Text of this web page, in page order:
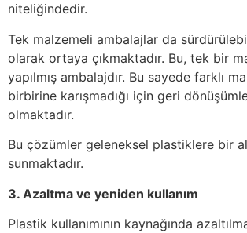
niteliğindedir.
Tek malzemeli ambalajlar da
olarak ortaya çıkmaktadır. Bu, tek bir
yapılmış ambalajdır. Bu sayede farklı
birbirine karışmadığı için geri
olmaktadır.
Bu çözümler geleneksel plastiklere bir
sunmaktadır.
3. Azaltma ve yeniden kullanım
Plastik kullanımının kaynağında